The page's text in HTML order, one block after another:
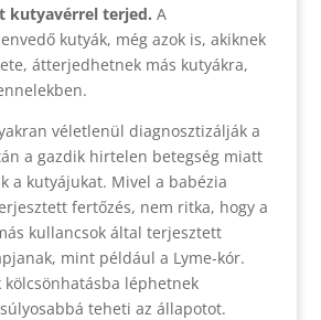
kutyavérrel terjed. A
kutyák, még azok is, akiknek
átterjedhetnek más kutyákra,
véletlenül diagnosztizálják a
a gazdik hirtelen betegség miatt
a kutyájukat. Mivel a babézia
fertőzés, nem ritka, hogy a
kullancsok által terjesztett
mint például a Lyme-kór.
kölcsönhatásba léphetnek
teheti az állapotot.